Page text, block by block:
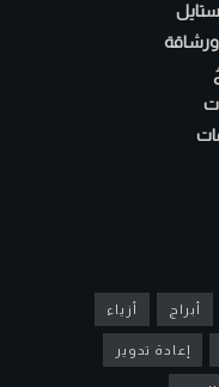
ورشاقة
أبراج أزياء
إعادة تدوير